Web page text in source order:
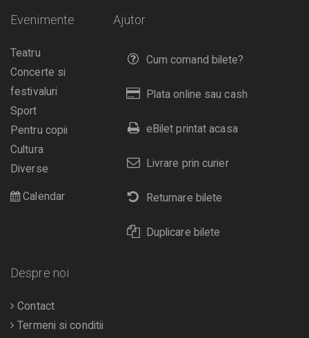
Ajutor
Cum comand bilete?
Plata online sau cash
eBilet printat acasa
Livrare prin curier
Returnare bilete
Duplicare bilete
Evenimente
Teatru
Concerte si
festivaluri
Sport
Pentru copii
Cultura
Diverse
Calendar
Despre noi
Contact
Termeni si conditii